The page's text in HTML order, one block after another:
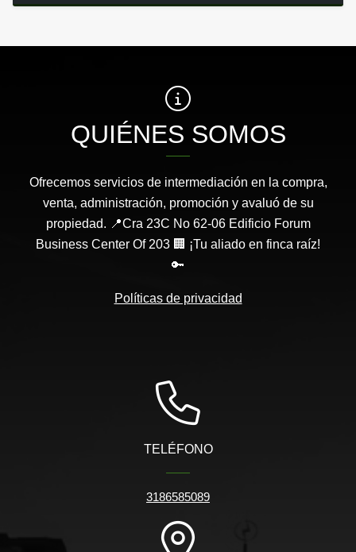
QUIÉNES SOMOS
Ofrecemos servicios de intermediación en la compra,
venta, administración, promoción y avaluó de su
propiedad. 📍Cra 23C No 62-06 Edificio Forum
Business Center Of 203 🏢 ¡Tu aliado en finca raíz!
🔑
Políticas de privacidad
TELÉFONO
3186585089